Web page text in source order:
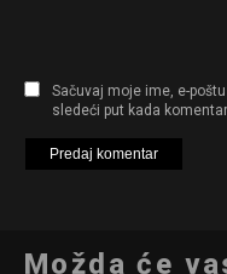
Sačuvaj moje ime, e-
sledeći put kada
Možda će